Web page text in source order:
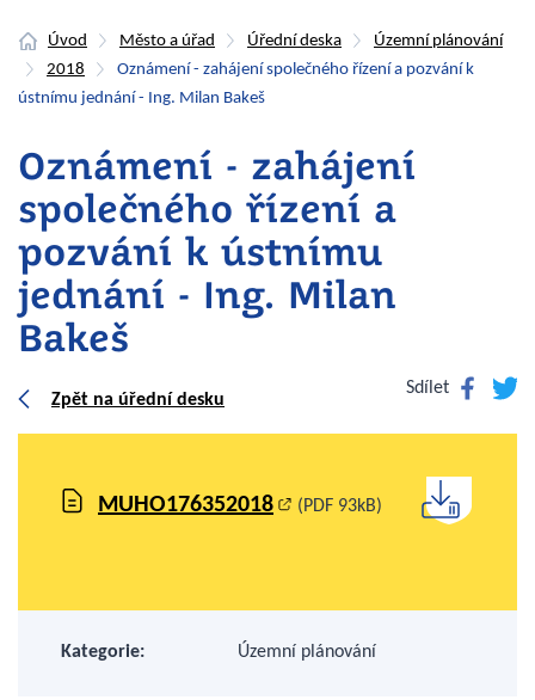
Úvod Město a úřad Úřední deska
Územní plánování
2018
Oznámení - zahájení společného řízení a pozvání k
ústnímu jednání - Ing. Milan Bakeš
Oznámení - zahájení
společného řízení a
pozvání k ústnímu
jednání - Ing. Milan
Bakeš
Zpět na úřední desku
Sdílet Facebook
MUHO176352018 (PDF 93kB)
Kategorie: Územní plánování